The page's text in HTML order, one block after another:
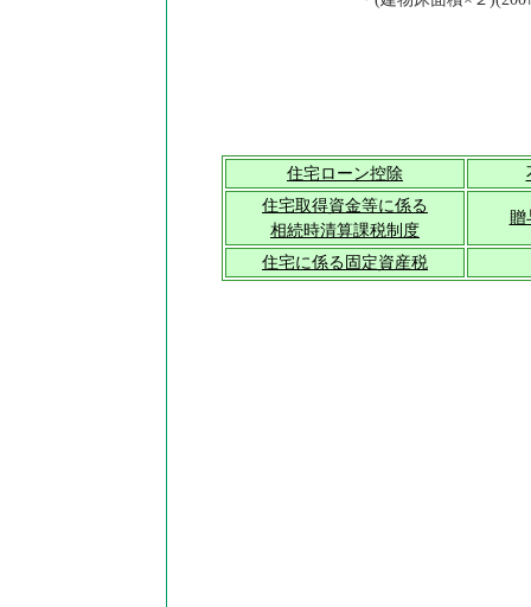
住宅ローン控除
住宅取得資金等に係る
相続時清算課税制度
贈
住宅に係る固定資産税